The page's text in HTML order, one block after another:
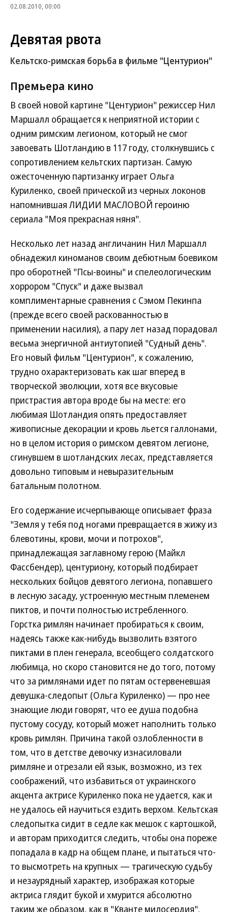
02.08.2010, 00:00
Девятая рвота
Кельтско-римская борьба в фильме "Центурион"
Премьера кино
В своей новой картине "Центурион" режиссер Нил
Маршалл обращается к неприятной истории с
одним римским легионом, который не смог
завоевать Шотландию в 117 году, столкнувшись с
сопротивлением кельтских партизан. Самую
ожесточенную партизанку играет Ольга
Куриленко, своей прической из черных локонов
напомнившая ЛИДИИ МАСЛОВОЙ героиню
сериала "Моя прекрасная няня".
Несколько лет назад англичанин Нил Маршалл
обнадежил киноманов своим дебютным боевиком
про оборотней "Псы-воины" и спелеологическим
хоррором "Спуск" и даже вызвал
комплиментарные сравнения с Сэмом Пекинпа
(прежде всего своей раскованностью в
применении насилия), а пару лет назад порадовал
весьма энергичной антиутопией "Судный день".
Его новый фильм "Центурион", к сожалению,
трудно охарактеризовать как шаг вперед в
творческой эволюции, хотя все вкусовые
пристрастия автора вроде бы на месте: его
любимая Шотландия опять предоставляет
живописные декорации и кровь льется галлонами,
но в целом история о римском девятом легионе,
сгинувшем в шотландских лесах, представляется
довольно типовым и невыразительным
батальным полотном.
Его содержание исчерпывающе описывает фраза
"Земля у тебя под ногами превращается в жижу из
блевотины, крови, мочи и потрохов",
принадлежащая заглавному герою (Майкл
Фассбендер), центуриону, который подбирает
нескольких бойцов девятого легиона, попавшего
в лесную засаду, устроенную местным племенем
пиктов, и почти полностью истребленного.
Горстка римлян начинает пробираться к своим,
надеясь также как-нибудь вызволить взятого
пиктами в плен генерала, всеобщего солдатского
любимца, но скоро становится не до того, потому
что за римлянами идет по пятам остервеневшая
девушка-следопыт (Ольга Куриленко) — про нее
знающие люди говорят, что ее душа подобна
пустому сосуду, который может наполнить только
кровь римлян. Причина такой озлобленности в
том, что в детстве девочку изнасиловали
римляне и отрезали ей язык, возможно, из тех
соображений, что избавиться от украинского
акцента актрисе Куриленко пока не удается, как и
не удалось ей научиться ездить верхом. Кельтская
следопытка сидит в седле как мешок с картошкой,
и авторам приходится следить, чтобы она пореже
попадала в кадр на общем плане, и пытаться что-
то высмотреть на крупных — трагическую судьбу
и незаурядный характер, изображая которые
актриса глядит букой и хмурится абсолютно
таким же образом, как в "Кванте милосердия".